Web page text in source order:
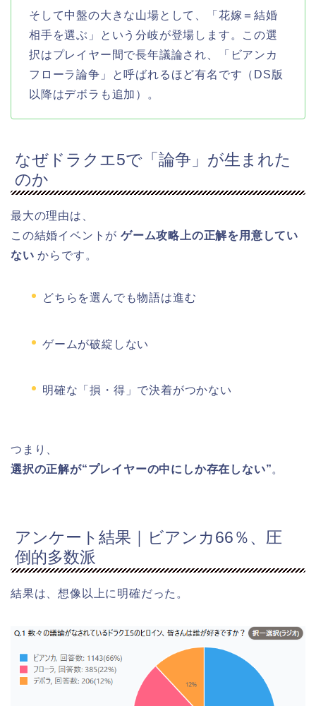
そして中盤の大きな山場として、「花嫁＝結婚
相手を選ぶ」という分岐が登場します。この選
択はプレイヤー間で長年議論され、「ビアンカ
フローラ論争」と呼ばれるほど有名です（DS版
以降はデボラも追加）。
なぜドラクエ5で「論争」が生まれた
のか
最大の理由は、
この結婚イベントが ゲーム攻略上の正解を用意してい
ない からです。
どちらを選んでも物語は進む
ゲームが破綻しない
明確な「損・得」で決着がつかない
つまり、
選択の正解が“プレイヤーの中にしか存在しない”。
アンケート結果｜ビアンカ66％、圧
倒的多数派
結果は、想像以上に明確だった。